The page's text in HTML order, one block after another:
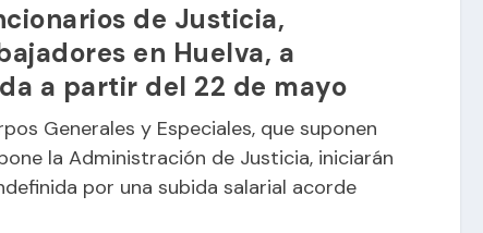
de Justicia,
en Huelva, a
a partir del 22 de mayo
Generales y Especiales, que suponen
la Administración de Justicia, iniciarán
por una subida salarial acorde